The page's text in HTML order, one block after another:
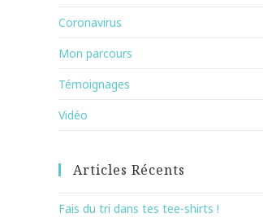
Coronavirus
Mon parcours
Témoignages
Vidéo
Articles Récents
Fais du tri dans tes tee-shirts !